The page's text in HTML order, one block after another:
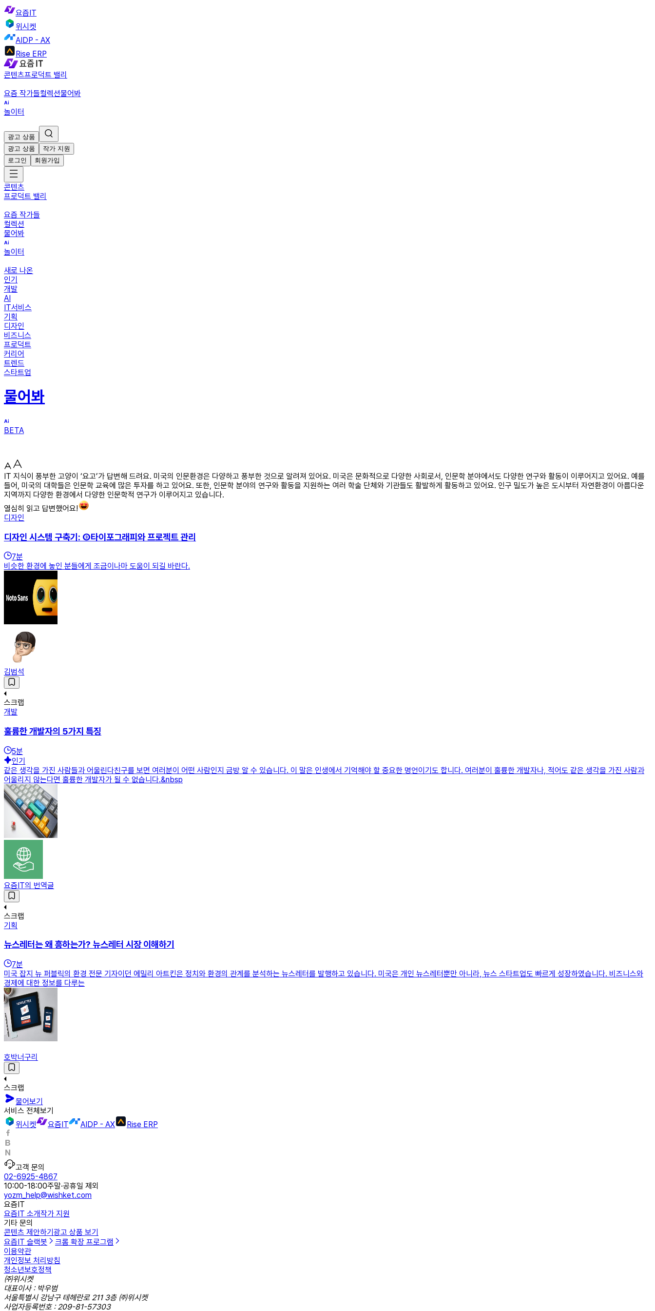
요즘IT
위시켓
AIDP - AX
Rise ERP
콘텐츠프로덕트 밸리
요즘 작가들컬렉션물어봐
놀이터
광고 상품
광고 상품
작가 지원
로그인
회원가입
콘텐츠
프로덕트 밸리
요즘 작가들
컬렉션
물어봐
놀이터
새로 나온
인기
개발
AI
IT서비스
기획
디자인
비즈니스
프로덕트
커리어
트렌드
스타트업
물어봐
BETA
IT 지식이 풍부한 고양이 ‘요고’가 답변해 드려요. 미국의 인문환경은 다양하고 풍부한 것으로 알려져 있어요. 미국은 문화적으로 다양한 사회로서, 인문학 분야에서도 다양한 연구와 활동이 이루어지고 있어요. 예를
들어, 미국의 대학들은 인문학 교육에 많은 투자를 하고 있어요. 또한, 인문학 분야의 연구와 활동을 지원하는 여러 학술 단체와 기관들도 활발하게 활동하고 있어요. 인구 밀도가 높은 도시부터 자연환경이 아름다운
지역까지 다양한 환경에서 다양한 인문학적 연구가 이루어지고 있습니다.
열심히 읽고 답변했어요!
디자인
디자인 시스템 구축기: ③타이포그래피와 프로젝트 관리
7분
비슷한 환경에 놓인 분들에게 조금이나마 도움이 되길 바란다.
김범석
스크랩
개발
훌륭한 개발자의 5가지 특징
5분
인기
같은 생각을 가진 사람들과 어울린다친구를 보면 여러분이 어떤 사람인지 금방 알 수 있습니다. 이 말은 인생에서 기억해야 할 중요한 명언이기도 합니다. 여러분이 훌륭한 개발자나, 적어도 같은 생각을 가진 사람과
어울리지 않는다면 훌륭한 개발자가 될 수 없습니다.&nbsp
요즘IT의 번역글
스크랩
기획
뉴스레터는 왜 흥하는가? 뉴스레터 시장 이해하기
7분
미국 잡지 뉴 퍼블릭의 환경 전문 기자이던 에밀리 아트킨은 정치와 환경의 관계를 분석하는 뉴스레터를 발행하고 있습니다. 미국은 개인 뉴스레터뿐만 아니라, 뉴스 스타트업도 빠르게 성장하였습니다. 비즈니스와
경제에 대한 정보를 다루는
호박너구리
스크랩
물어보기
서비스 전체보기
위시켓
요즘IT AIDP - AX Rise ERP
고객 문의
02-6925-4867
10:00-18:00주말·공휴일 제외
yozm_help@wishket.com
요즘IT
요즘IT 소개작가 지원
기타 문의
콘텐츠 제안하기 광고 상품 보기
요즘IT 슬랙봇
크롬 확장 프로그램
이용약관
개인정보 처리방침
청소년보호정책
㈜위시켓
대표이사 : 박우범
서울특별시 강남구 테헤란로 211 3층 ㈜위시켓
사업자등록번호 : 209-81-57303